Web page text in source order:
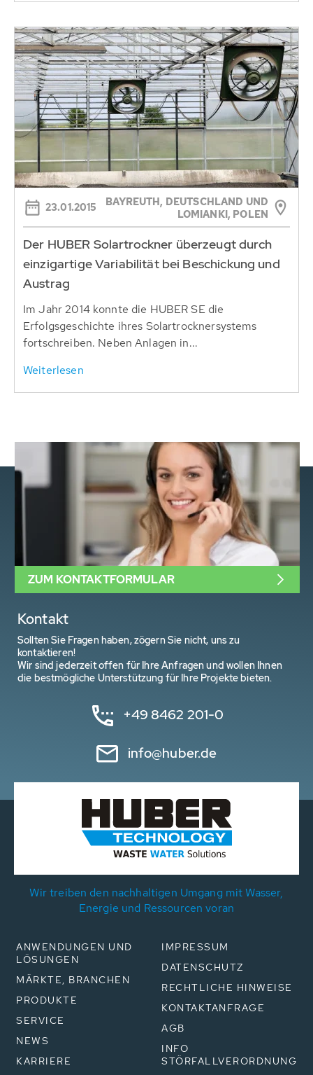
23.01.2015
BAYREUTH, DEUTSCHLAND UND
LOMIANKI, POLEN
Der HUBER Solartrockner überzeugt durch
einzigartige Variabilität bei Beschickung und
Austrag
Im Jahr 2014 konnte die HUBER SE die
Erfolgsgeschichte ihres Solartrocknersystems
fortschreiben. Neben Anlagen in...
Weiterlesen
Kontakt
Sollten Sie Fragen haben, zögern Sie nicht, uns zu
kontaktieren!
Wir sind jederzeit offen für Ihre Anfragen und wollen Ihnen
die bestmögliche Unterstützung für Ihre Projekte bieten.
+49 8462 201-0
info@huber.de
ZUM KONTAKTFORMULAR
Wir treiben den nachhaltigen Umgang mit Wasser,
Energie und Ressourcen voran
ANWENDUNGEN UND
LÖSUNGEN
MÄRKTE, BRANCHEN
PRODUKTE
SERVICE
NEWS
KARRIERE
IMPRESSUM
DATENSCHUTZ
RECHTLICHE HINWEISE
KONTAKTANFRAGE
AGB
INFO
STÖRFALLVERORDNUNG